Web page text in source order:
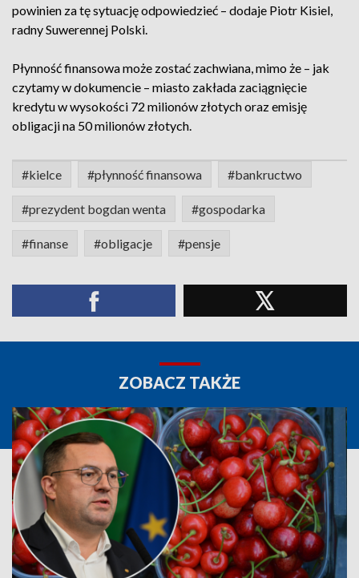
powinien za tę sytuację odpowiedzieć – dodaje Piotr Kisiel,
radny Suwerennej Polski.
Płynność finansowa może zostać zachwiana, mimo że – jak
czytamy w dokumencie – miasto zakłada zaciągnięcie
kredytu w wysokości 72 milionów złotych oraz emisję
obligacji na 50 milionów złotych.
#kielce #płynność finansowa #bankructwo
#prezydent bogdan wenta #gospodarka
#finanse #obligacje #pensje
ZOBACZ TAKŻE